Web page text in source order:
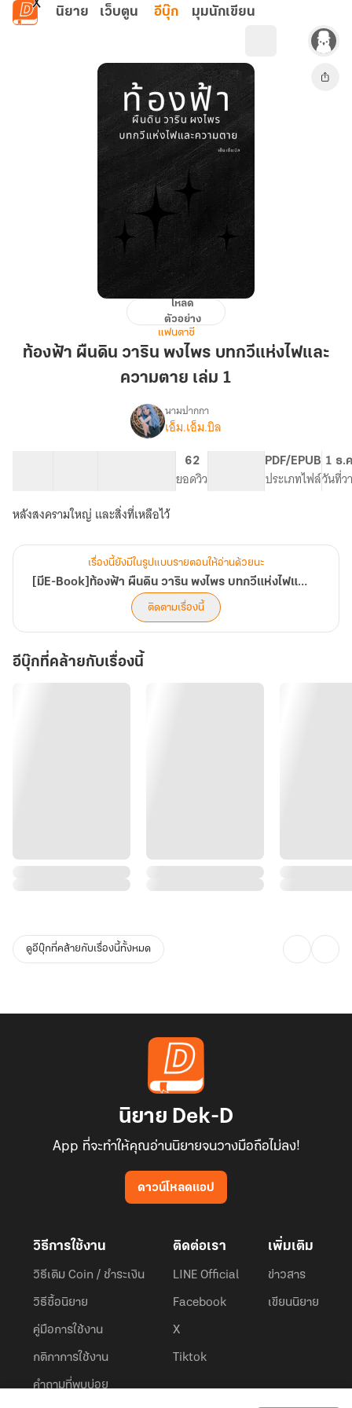
ข้ามไปยังเนื้อหาหลัก
นิยาย เว็บตูน อีบุ๊ก มุมนักเขียน
ท้องฟ้า
ดิน
และ
ความ
เล่ม
โหลด
ตัวอย่าง
แฟนตาซี
ท้องฟ้า ผืนดิน วาริน พงไพร บทกวีแห่งไฟและ
ความตาย เล่ม 1
เรื่อง[มีE-
ผืน
ดิน
วา
กวี
แห่ง
ไฟ
และ
ความ
ตาย
นามปากกา
เอ็ม.เอ็ม.บิล
62
ยอดวิว
PDF/EPUB
ประเภทไฟล์
1 ธ.
วันที่ว
หลังสงครามใหญ่ และสิ่งที่เหลือไว้
เรื่องนี้ยังมีในรูปแบบรายตอนให้อ่านด้วยนะ
[มีE-Book]ท้องฟ้า ผืนดิน วาริน พงไพร บทกวีแห่งไฟและความตาย
ติดตามเรื่องนี้
อีบุ๊กที่คล้ายกับเรื่องนี้
ดูอีบุ๊กที่คล้ายกับเรื่องนี้ทั้งหมด
นิยาย Dek-D
App ที่จะทำให้คุณอ่านนิยายจนวางมือถือไม่ลง!
ดาวน์โหลดแอป
วิธีการใช้งาน
วิธีเติม Coin / ชำระเงิน
วิธีซื้อนิยาย
คู่มือการใช้งาน
กติกาการใช้งาน
คำถามที่พบบ่อย
ติดต่อเรา
LINE Official
Facebook
X
Tiktok
เพิ่มเติม
ข่าวสาร
เขียนนิยาย